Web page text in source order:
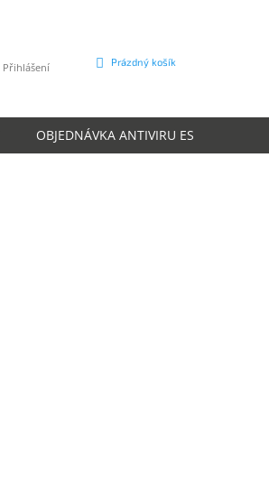
Přihlášení
NÁKUPNÍ
Prázdný košík
OBJEDNÁVKA ANTIVIRU ESET